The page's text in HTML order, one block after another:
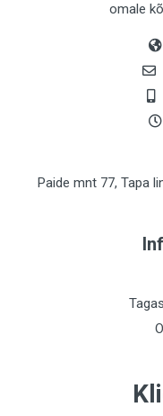
omale
Paide mnt 77, Tapa